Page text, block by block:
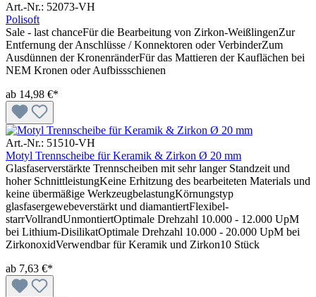
Art.-Nr.: 52073-VH
Polisoft
Sale - last chanceFür die Bearbeitung von Zirkon-WeißlingenZur
Entfernung der Anschlüsse / Konnektoren oder VerbinderZum
Ausdünnen der KronenränderFür das Mattieren der Kauflächen bei
NEM Kronen oder Aufbissschienen
ab 14,98 €*
Art.-Nr.: 51510-VH
Motyl Trennscheibe für Keramik & Zirkon Ø 20 mm
Glasfaserverstärkte Trennscheiben mit sehr langer Standzeit und
hoher SchnittleistungKeine Erhitzung des bearbeiteten Materials und
keine übermäßige WerkzeugbelastungKörnungstyp
glasfasergewebeverstärkt und diamantiertFlexibel-
starrVollrandUnmontiertOptimale Drehzahl 10.000 - 12.000 UpM
bei Lithium-DisilikatOptimale Drehzahl 10.000 - 20.000 UpM bei
ZirkonoxidVerwendbar für Keramik und Zirkon10 Stück
ab 7,63 €*